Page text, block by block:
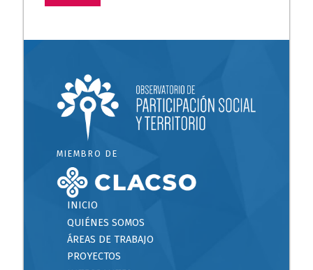
MIEMBRO DE
INICIO
QUIÉNES SOMOS
ÁREAS DE TRABAJO
PROYECTOS